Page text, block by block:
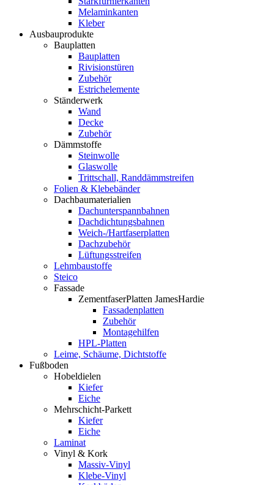
Melaminkanten
Kleber
Ausbauprodukte
Bauplatten
Bauplatten
Rivisionstüren
Zubehör
Estrichelemente
Ständerwerk
Wand
Decke
Zubehör
Dämmstoffe
Steinwolle
Glaswolle
Trittschall, Randdämmstreifen
Folien & Klebebänder
Dachbaumaterialien
Dachunterspannbahnen
Dachdichtungsbahnen
Weich-/Hartfaserplatten
Dachzubehör
Lüftungsstreifen
Lehmbaustoffe
Steico
Fassade
ZementfaserPlatten JamesHardie
Fassadenplatten
Zubehör
Montagehilfen
HPL-Platten
Leime, Schäume, Dichtstoffe
Fußboden
Hobeldielen
Kiefer
Eiche
Mehrschicht-Parkett
Kiefer
Eiche
Laminat
Vinyl & Kork
Massiv-Vinyl
Klebe-Vinyl